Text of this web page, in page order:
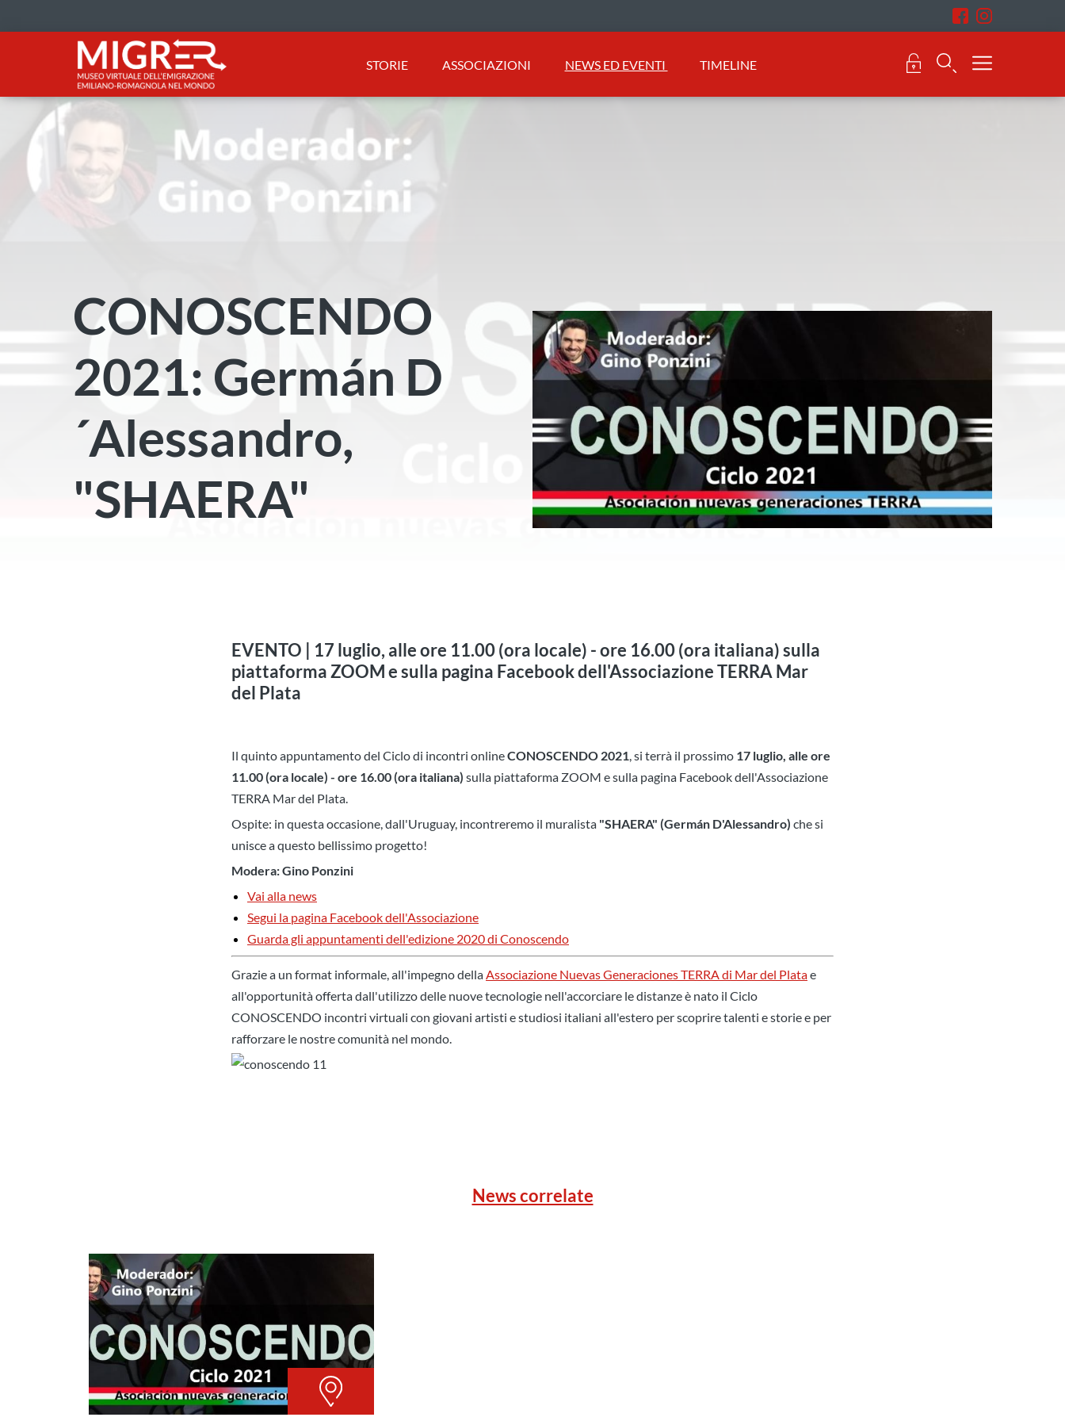
STORIE ASSOCIAZIONI NEWS ED EVENTI TIMELINE
CONOSCENDO
2021: Germán D
´Alessandro,
"SHAERA"
EVENTO | 17 luglio, alle ore 11.00 (ora locale) - ore 16.00 (ora italiana) sulla
piattaforma ZOOM e sulla pagina Facebook dell'Associazione TERRA Mar
del Plata
Il quinto appuntamento del Ciclo di incontri onlineCONOSCENDO 2021, si terrà il prossimo 17 luglio, alle ore
11.00 (ora locale) - ore 16.00 (ora italiana) sulla piattaforma ZOOM e sulla pagina Facebook dell'Associazione
TERRA Mar del Plata.
Ospite: in questa occasione, dall'Uruguay, incontreremo il muralista "SHAERA" (Germán D'Alessandro) che si
unisce a questo bellissimo progetto!
Modera: Gino Ponzini
Vai alla news
Segui la pagina Facebook dell'Associazione
Guarda gli appuntamenti dell'edizione 2020 di Conoscendo
Grazie a un format informale, all'impegno dellaAssociazione Nuevas Generaciones TERRA di Mar del Platae
all'opportunità offerta dall'utilizzo delle nuove tecnologie nell'accorciare le distanze è nato il Ciclo
CONOSCENDO incontri virtuali con giovani artisti e studiosi italiani all'estero per scoprire talenti e storie e per
rafforzare le nostre comunità nel mondo.
News correlate